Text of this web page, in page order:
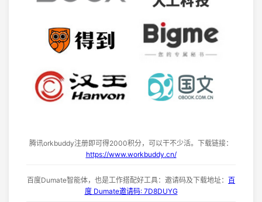
腾讯orkbuddy注册即可得2000积分，可以干不少活。下载链接：
https://www.workbuddy.cn/
百度Dumate智能体，也是工作搭配好工具：邀请码及下载地址： 百
度 Dumate邀请码: 7D8DUYG